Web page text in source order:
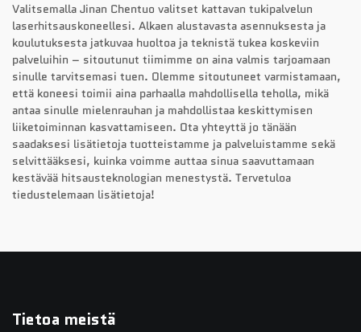
Valitsemalla Jinan Chentuo valitset kattavan tukipalvelun
laserhitsauskoneellesi. Alkaen alustavasta asennuksesta ja
koulutuksesta jatkuvaa huoltoa ja teknistä tukea koskeviin
palveluihin – sitoutunut tiimimme on aina valmis tarjoamaan
sinulle tarvitsemasi tuen. Olemme sitoutuneet varmistamaan,
että koneesi toimii aina parhaalla mahdollisella teholla, mikä
antaa sinulle mielenrauhan ja mahdollistaa keskittymisen
liiketoiminnan kasvattamiseen. Ota yhteyttä jo tänään
saadaksesi lisätietoja tuotteistamme ja palveluistamme sekä
selvittääksesi, kuinka voimme auttaa sinua saavuttamaan
kestävää hitsausteknologian menestystä. Tervetuloa
tiedustelemaan lisätietoja!
Tietoa meistä